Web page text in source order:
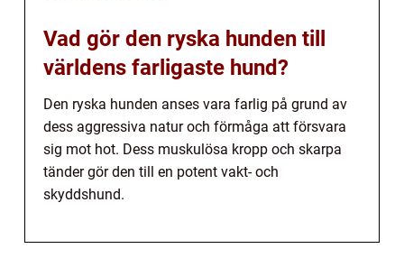
Vad gör den ryska hunden till
världens farligaste hund?
Den ryska hunden anses vara farlig på grund av
dess aggressiva natur och förmåga att försvara
sig mot hot. Dess muskulösa kropp och skarpa
tänder gör den till en potent vakt- och
skyddshund.